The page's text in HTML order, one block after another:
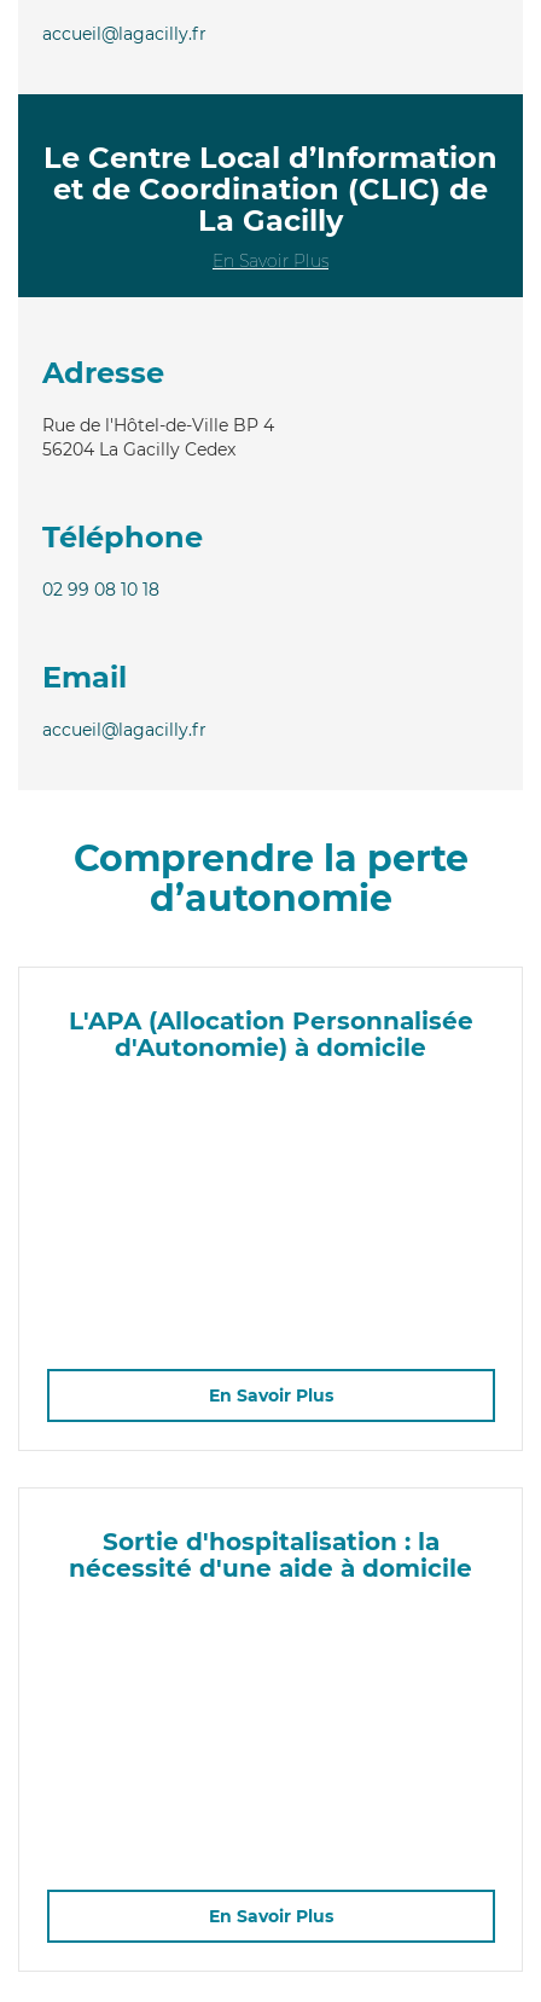
accueil@lagacilly.fr
Le Centre Local d’Information
et de Coordination (CLIC) de
La Gacilly
En Savoir Plus
Adresse
Rue de l'Hôtel-de-Ville BP 4
56204 La Gacilly Cedex
Téléphone
02 99 08 10 18
Email
accueil@lagacilly.fr
Comprendre la perte
d’autonomie
L'APA (Allocation Personnalisée
d'Autonomie) à domicile
En Savoir Plus
Sortie d'hospitalisation : la
nécessité d'une aide à domicile
En Savoir Plus